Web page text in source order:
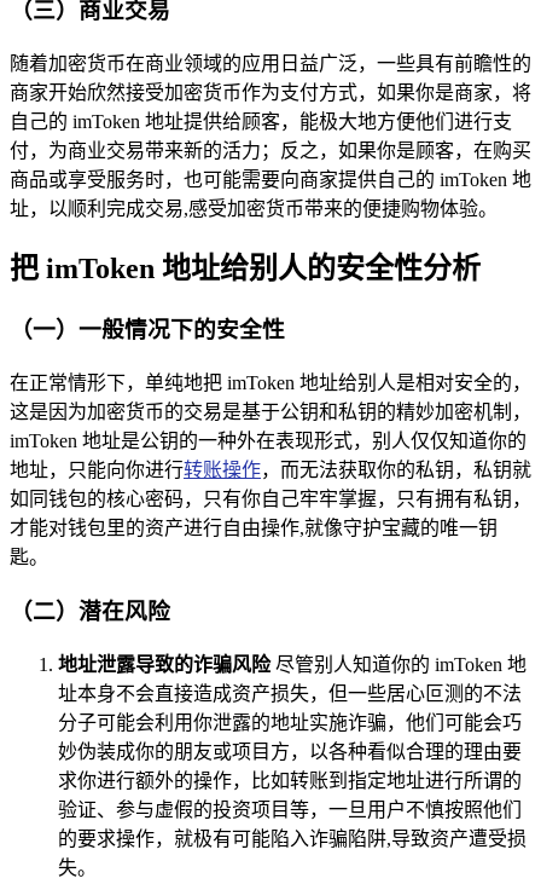
（三）商业交易
随着加密货币在商业领域的应用日益广泛，一些具有前瞻性的
商家开始欣然接受加密货币作为支付方式，如果你是商家，将
自己的 imToken 地址提供给顾客，能极大地方便他们进行支
付，为商业交易带来新的活力；反之，如果你是顾客，在购买
商品或享受服务时，也可能需要向商家提供自己的 imToken 地
址，以顺利完成交易,感受加密货币带来的便捷购物体验。
把 imToken 地址给别人的安全性分析
（一）一般情况下的安全性
在正常情形下，单纯地把 imToken 地址给别人是相对安全的，
这是因为加密货币的交易是基于公钥和私钥的精妙加密机制，
imToken 地址是公钥的一种外在表现形式，别人仅仅知道你的
地址，只能向你进行转账操作，而无法获取你的私钥，私钥就
如同钱包的核心密码，只有你自己牢牢掌握，只有拥有私钥，
才能对钱包里的资产进行自由操作,就像守护宝藏的唯一钥
匙。
（二）潜在风险
地址泄露导致的诈骗风险尽管别人知道你的 imToken 地
址本身不会直接造成资产损失，但一些居心叵测的不法
分子可能会利用你泄露的地址实施诈骗，他们可能会巧
妙伪装成你的朋友或项目方，以各种看似合理的理由要
求你进行额外的操作，比如转账到指定地址进行所谓的
验证、参与虚假的投资项目等，一旦用户不慎按照他们
的要求操作，就极有可能陷入诈骗陷阱,导致资产遭受损
失。